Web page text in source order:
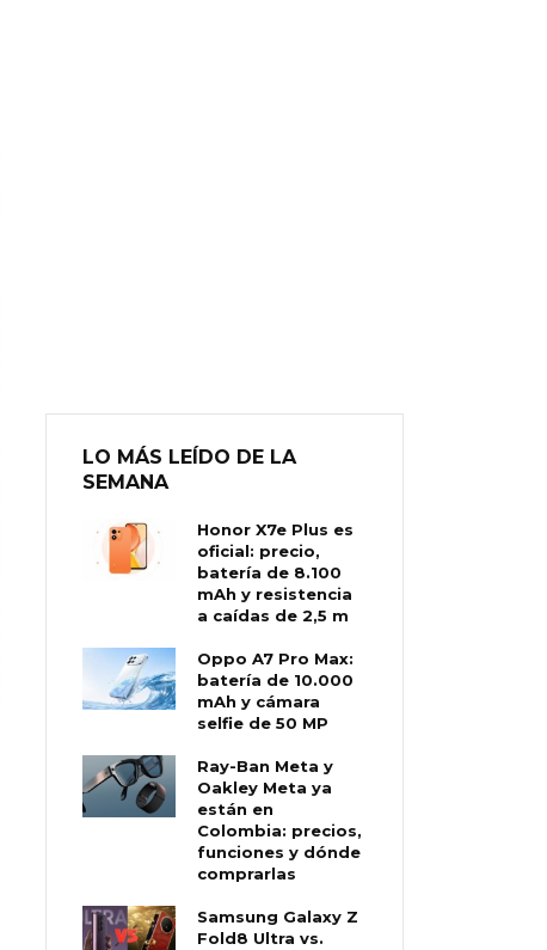
LO MÁS LEÍDO DE LA
SEMANA
Honor X7e Plus es
oficial: precio,
batería de 8.100
mAh y resistencia
a caídas de 2,5 m
Oppo A7 Pro Max:
batería de 10.000
mAh y cámara
selfie de 50 MP
Ray-Ban Meta y
Oakley Meta ya
están en
Colombia: precios,
funciones y dónde
comprarlas
Samsung Galaxy Z
Fold8 Ultra vs.